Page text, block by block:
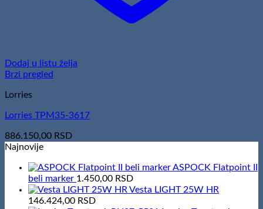
Dodaj u listu želja
Brzi pregled
Lorries
Lorries TPM35-3617
886.150,00 RSD
Najnovije
ASPOCK Flatpoint II
beli marker 1.450,00 RSD
Vesta LIGHT 25W HR
146.424,00 RSD